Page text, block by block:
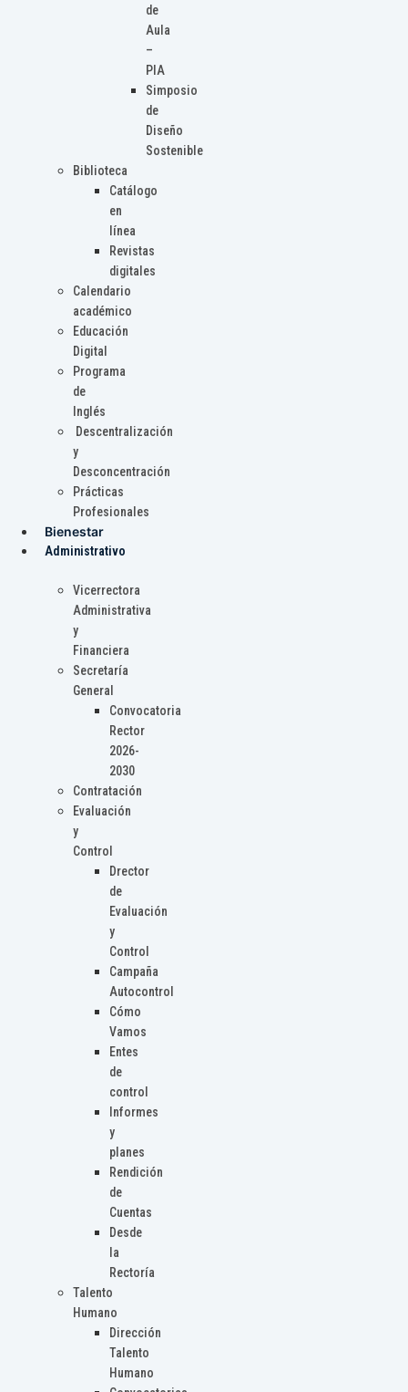
de
Aula
–
PIA
Simposio
de
Diseño
Sostenible
Biblioteca
Catálogo
en
línea
Revistas
digitales
Calendario
académico
Educación
Digital
Programa
de
Inglés
Descentralización
y
Desconcentración
Prácticas
Profesionales
Bienestar
Administrativo
Vicerrectora
Administrativa
y
Financiera
Secretaría
General
Convocatoria
Rector
2026-
2030
Contratación
Evaluación
y
Control
Drector
de
Evaluación
y
Control
Campaña
Autocontrol
Cómo
Vamos
Entes
de
control
Informes
y
planes
Rendición
de
Cuentas
Desde
la
Rectoría
Talento
Humano
Dirección
Talento
Humano